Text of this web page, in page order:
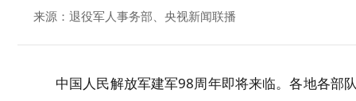
来源：退役军人事务部、央视新闻联播
中国人民解放军建军98周年即将来临。各地各部